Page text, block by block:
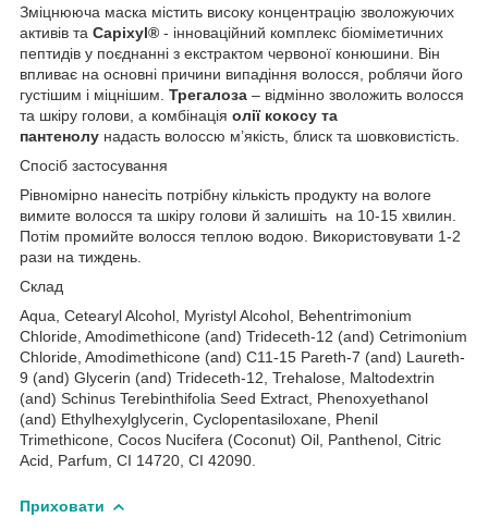
Зміцнююча маска містить високу концентрацію зволожуючих
активів та Capixyl® - інноваційний комплекс біоміметичних
пептидів у поєднанні з екстрактом червоної конюшини. Він
впливає на основні причини випадіння волосся, роблячи його
густішим і міцнішим. Трегалоза – відмінно зволожить волосся
та шкіру голови, а комбінація олії кокосу та
пантенолу надасть волоссю м’якість, блиск та шовковистість.
Спосіб застосування
Рівномірно нанесіть потрібну кількість продукту на вологе
вимите волосся та шкіру голови й залишіть на 10-15 хвилин.
Потім промийте волосся теплою водою. Використовувати 1-2
рази на тиждень.
Склад
Aqua, Cetearyl Alcohol, Myristyl Alcohol, Behentrimonium
Chloride, Amodimethicone (and) Trideceth-12 (and) Cetrimonium
Chloride, Amodimethicone (and) C11-15 Pareth-7 (and) Laureth-
9 (and) Glycerin (and) Trideceth-12, Trehalose, Maltodextrin
(and) Schinus Terebinthifolia Seed Extract, Phenoxyethanol
(and) Ethylhexylglycerin, Cyclopentasiloxane, Phenil
Trimethicone, Cocos Nucifera (Coconut) Oil, Panthenol, Citric
Acid, Parfum, CI 14720, СІ 42090.
Приховати